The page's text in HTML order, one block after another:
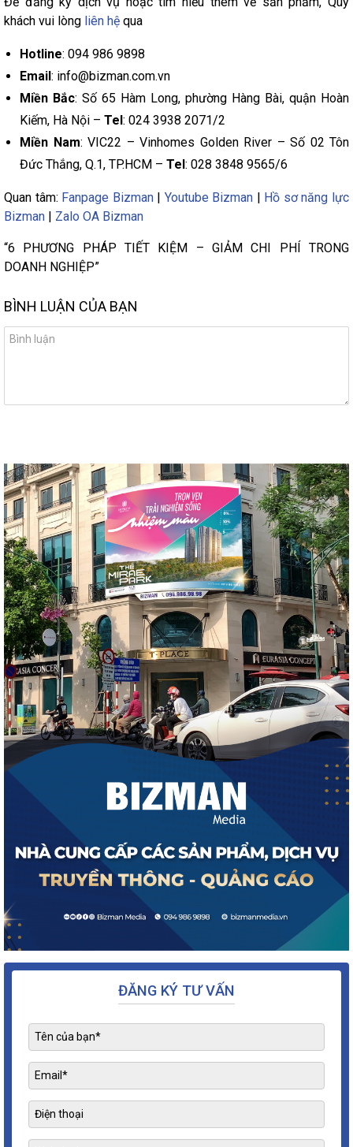
khách vui lòng liên hệ qua
Hotline: 094 986 9898
Email : info@bizman.com.vn
Miền Bắc: Số 65 Hàm Long, phường Hàng Bài, quận Hoàn
Kiếm, Hà Nội – Tel : 024 3938 2071/2
Miền Nam: VIC22 – Vinhomes Golden River – Số 02 Tôn
Đức Thắng, Q.1, TP.HCM – Tel : 028 3848 9565/6
Quan tâm: Fanpage Bizman| Youtube Bizman
Hồ sơ năng lực
Bizman
Zalo OA Bizman
“6 PHƯƠNG PHÁP TIẾT KIỆM – GIẢM CHI PHÍ TRONG
DOANH NGHIỆP”
BÌNH LUẬN CỦA BẠN
ĐĂNG KÝ TƯ VẤN